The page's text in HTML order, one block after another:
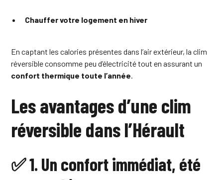
Chauffer votre logement en hiver
En captant les calories présentes dans l’air extérieur, la clim
réversible consomme peu d’électricité tout en assurant un
confort thermique toute l’année
Les avantages d’une clim
réversible dans l’Hérault
✅ 1. Un confort immédiat, été